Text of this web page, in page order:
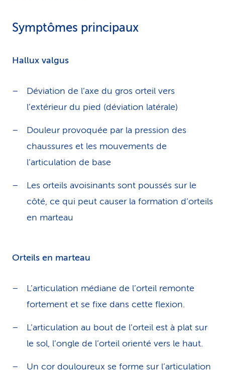
Symptômes principaux
Hallux valgus
Déviation de l’axe du gros orteil vers
l’extérieur du pied (déviation latérale)
Douleur provoquée par la pression des
chaussures et les mouvements de
l’articulation de base
Les orteils avoisinants sont poussés sur le
côté, ce qui peut causer la formation d’orteils
en marteau
Orteils en marteau
L’articulation médiane de l’orteil remonte
fortement et se fixe dans cette flexion.
L’articulation au bout de l’orteil est à plat sur
le sol, l’ongle de l’orteil orienté vers le haut.
Un cor douloureux se forme sur l’articulation